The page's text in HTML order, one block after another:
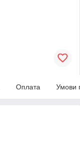
Оплата Умови